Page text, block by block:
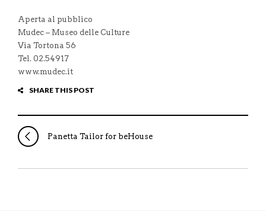
Aperta al pubblico
Mudec – Museo delle Culture
Via Tortona 56
Tel. 02.54917
www.mudec.it
SHARE THIS POST
Panetta Tailor for beHouse